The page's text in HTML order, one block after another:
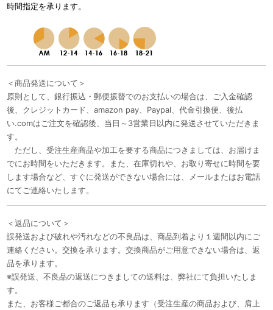
時間指定を承ります。
＜商品発送について＞
原則として、銀行振込・郵便振替でのお支払いの場合は、ご入金確認
後、クレジットカード、amazon pay、Paypal、代金引換便、後払
い.comはご注文を確認後、当日～3営業日以内に発送させていただきま
す。
ただし、受注生産商品や加工を要する商品につきましては、お届けま
でにお時間をいただきます。また、在庫切れや、お取り寄せに時間を要
します場合など、すぐに発送ができない場合には、メールまたはお電話
にてご連絡いたします。
＜返品について＞
誤発送および破れや汚れなどの不良品は、商品到着より１週間以内にご
連絡ください。交換を承ります。交換商品がご用意できない場合は、返
品を承ります。
※誤発送、不良品の返送につきましての送料は、弊社にて負担いたしま
す。
また、お客様ご都合のご返品も承ります（受注生産の商品および、肩上